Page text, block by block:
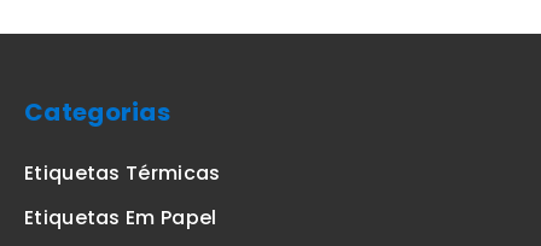
Categorias
Etiquetas Térmicas
Etiquetas Em Papel